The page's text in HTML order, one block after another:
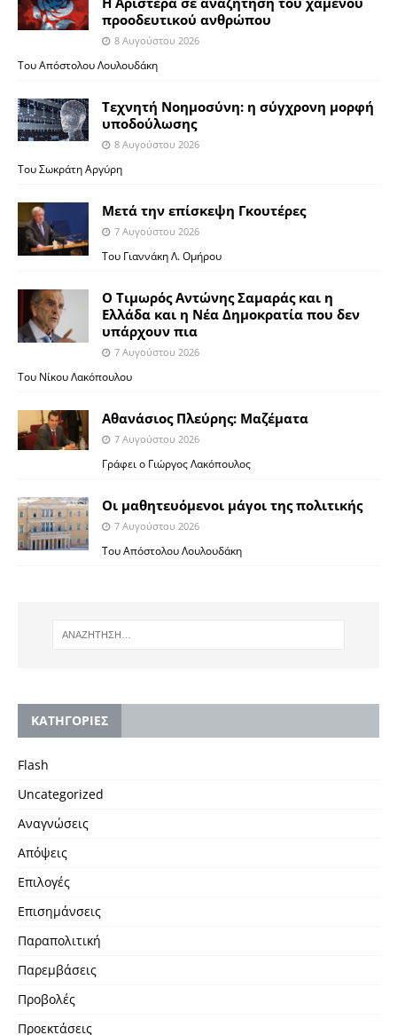
προοδευτικού ανθρώπου
8 Αυγούστου 2026
Του Απόστολου Λουλουδάκη
Τεχνητή Νοημοσύνη: η σύγχρονη μορφή
υποδούλωσης
8 Αυγούστου 2026
Του Σωκράτη Αργύρη
Μετά την επίσκεψη Γκουτέρες
7 Αυγούστου 2026
Του Γιαννάκη Λ. Ομήρου
Ο Τιμωρός Αντώνης Σαμαράς και η
Ελλάδα και η Νέα Δημοκρατία που δεν
υπάρχουν πια
7 Αυγούστου 2026
Του Νίκου Λακόπουλου
Αθανάσιος Πλεύρης: Μαζέματα
7 Αυγούστου 2026
Γράφει ο Γιώργος Λακόπουλος
Οι μαθητευόμενοι μάγοι της πολιτικής
7 Αυγούστου 2026
Του Απόστολου Λουλουδάκη
KΑΤΗΓΟΡΙΕΣ
Flash
Uncategorized
Αναγνώσεις
Απόψεις
Επιλογές
Επισημάνσεις
Παραπολιτική
Παρεμβάσεις
Προβολές
Προεκτάσεις